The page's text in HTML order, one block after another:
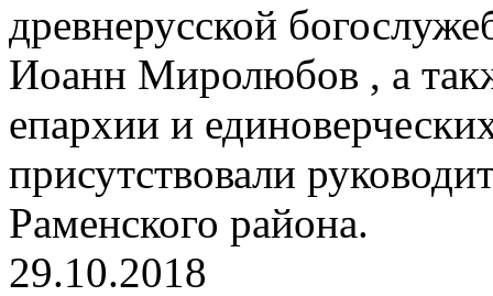
древнерусской
Иоанн Миролюбов , а
епархии и
присутствовали
Раменского района.
29.10.2018